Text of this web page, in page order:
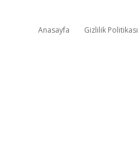
Anasayfa Gizlilik Politikası